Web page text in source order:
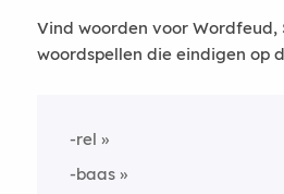
Vind woorden voor Wordfeud,
woordspellen die eindigen op
-rel
-baas